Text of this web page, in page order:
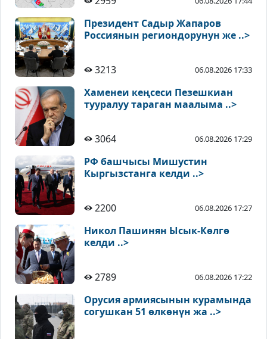
Президент Садыр Жапаров
Россиянын региондорунун же ..>
3213 06.08.2026 17:33
Хаменеи кеңсеси Пезешкиан
тууралуу тараган маалыма ..>
3064 06.08.2026 17:29
РФ башчысы Мишустин
Кыргызстанга келди ..>
2200 06.08.2026 17:27
Никол Пашинян Ысык-Көлгө
келди ..>
2789 06.08.2026 17:22
Орусия армиясынын курамында
согушкан 51 өлкөнүн жа ..>